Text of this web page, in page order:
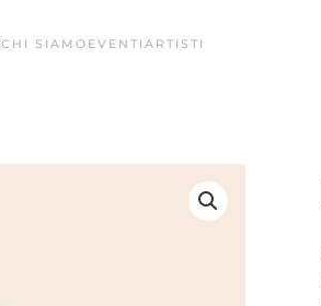
CHI SIAMO EVENTI ARTISTI